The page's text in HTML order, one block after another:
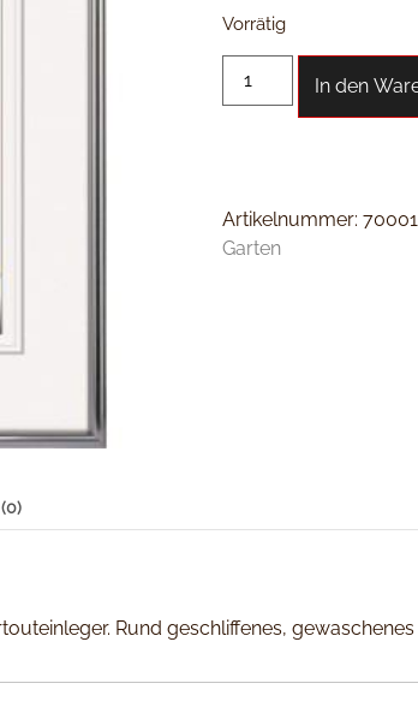
Vorrätig
In den
Artikelnummer:
Garten
Rund geschliffenes,